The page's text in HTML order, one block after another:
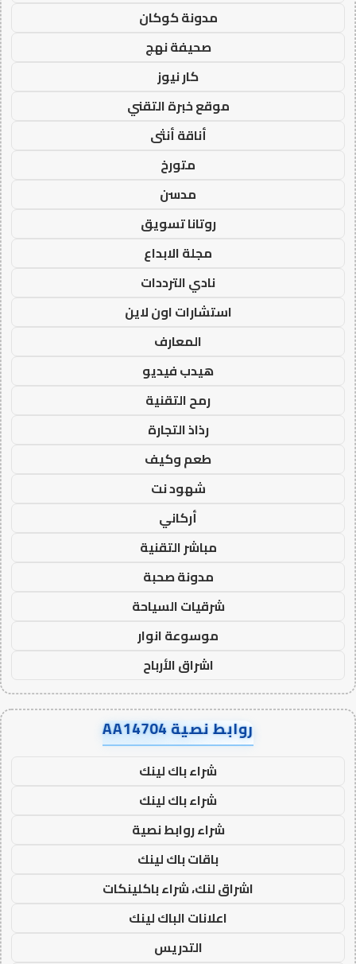
مدونة كوكان
صحيفة نهج
كار نيوز
موقع خبرة التقني
أناقة أنثى
متورخ
مدسن
روتانا تسويق
مجلة الابداع
نادي الترددات
استشارات اون لاين
المعارف
هيدب فيديو
رمح التقنية
رذاذ التجارة
طعم وكيف
شهود نت
أركاني
مباشر التقنية
مدونة صحبة
شرقيات السياحة
موسوعة انوار
اشراق الأرباح
روابط نصية AA14704
شراء باك لينك
شراء باك لينك
شراء روابط نصية
باقات باك لينك
اشراق لنك، شراء باكلينكات
اعلانات الباك لينك
التدريس